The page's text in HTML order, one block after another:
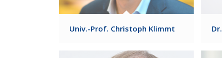
Univ.-Prof. Christoph Klimmt